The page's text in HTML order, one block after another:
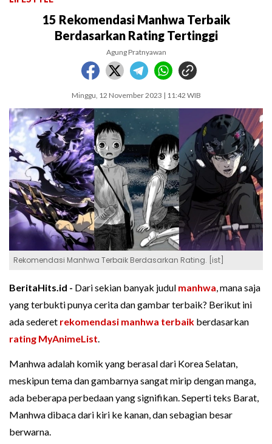
15 Rekomendasi Manhwa Terbaik
Berdasarkan Rating Tertinggi
Agung Pratnyawan
Minggu, 12 November 2023 | 11:42 WIB
Rekomendasi Manhwa Terbaik Berdasarkan Rating. [ist]
BeritaHits.id - Dari sekian banyak judul manhwa, mana saja
yang terbukti punya cerita dan gambar terbaik? Berikut ini
ada sederet rekomendasi manhwa terbaik berdasarkan
rating MyAnimeList.
Manhwa adalah komik yang berasal dari Korea Selatan,
meskipun tema dan gambarnya sangat mirip dengan manga,
ada beberapa perbedaan yang signifikan. Seperti teks Barat,
Manhwa dibaca dari kiri ke kanan, dan sebagian besar
berwarna.